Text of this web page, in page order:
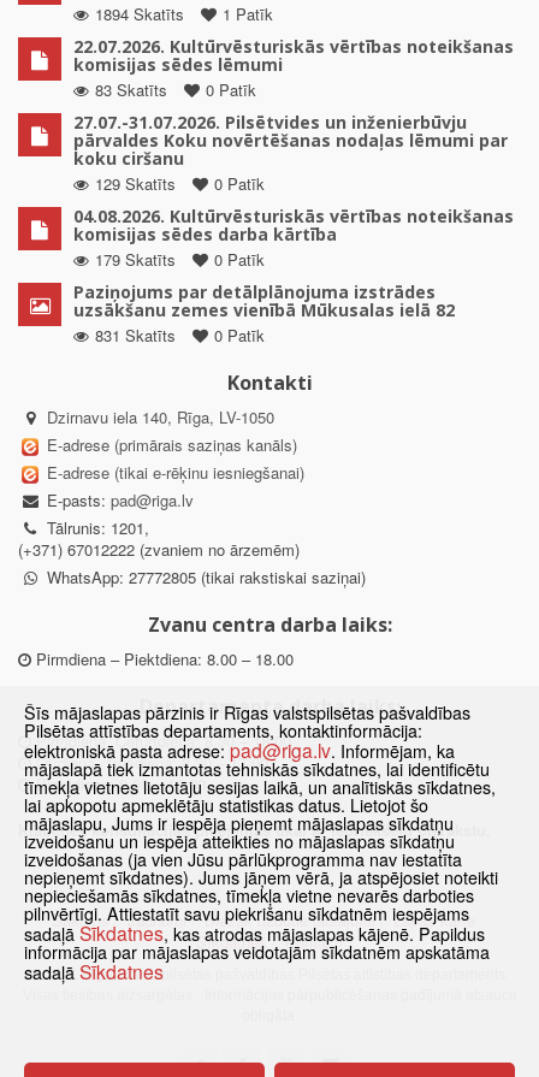
1894 Skatīts
1 Patīk
22.07.2026. Kultūrvēsturiskās vērtības noteikšanas
komisijas sēdes lēmumi
83 Skatīts
0 Patīk
27.07.-31.07.2026. Pilsētvides un inženierbūvju
pārvaldes Koku novērtēšanas nodaļas lēmumi par
koku ciršanu
129 Skatīts
0 Patīk
04.08.2026. Kultūrvēsturiskās vērtības noteikšanas
komisijas sēdes darba kārtība
179 Skatīts
0 Patīk
Paziņojums par detālplānojuma izstrādes
uzsākšanu zemes vienībā Mūkusalas ielā 82
831 Skatīts
0 Patīk
Kontakti
Dzirnavu iela 140, Rīga, LV-1050
E-adrese (primārais saziņas kanāls)
E-adrese (tikai e-rēķinu iesniegšanai)
E-pasts: pad@riga.lv
Tālrunis: 1201,
(+371) 67012222 (zvaniem no ārzemēm)
WhatsApp: 27772805 (tikai rakstiskai saziņai)
Zvanu centra darba laiks:
Pirmdiena – Piektdiena: 8.00 – 18.00
Departamenta darba laiks:
Pirmdiena, Ceturtdiena: 8.30 – 18.00
Otrdiena, Trešdiena: 8.30 – 17.00
Piektdiena: 8.30 – 15.00
Klātienes konsultācijas pieejamas tikai ar iepriekšēju pierakstu.
Sākums Jaunumi Biežāk uzdotie jautājumi
Lapas karte
Sīkdatnes
Kontakti
© 2021 Rīgas valstspilsētas pašvaldības Pilsētas attīstības departaments.
Šīs mājaslapas pārzinis ir Rīgas valstspilsētas pašvaldības
Pilsētas attīstības departaments, kontaktinformācija:
elektroniskā pasta adrese: pad@riga.lv. Informējam, ka
mājaslapā tiek izmantotas tehniskās sīkdatnes, lai identificētu
tīmekļa vietnes lietotāju sesijas laikā, un analītiskās sīkdatnes,
lai apkopotu apmeklētāju statistikas datus. Lietojot šo
mājaslapu, Jums ir iespēja pieņemt mājaslapas sīkdatņu
izveidošanu un iespēja atteikties no mājaslapas sīkdatņu
izveidošanas (ja vien Jūsu pārlūkprogramma nav iestatīta
nepieņemt sīkdatnes). Jums jāņem vērā, ja atspējosiet noteikti
nepieciešamās sīkdatnes, tīmekļa vietne nevarēs darboties
pilnvērtīgi. Attiestatīt savu piekrišanu sīkdatnēm iespējams
sadaļā Sīkdatnes, kas atrodas mājaslapas kājenē. Papildus
informācija par mājaslapas veidotajām sīkdatnēm apskatāma
sadaļā Sīkdatnes